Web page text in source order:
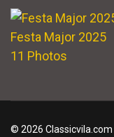
Festa Major 2025
11 Photos
© 2026